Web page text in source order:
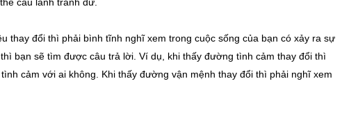
thay đổi thì phải bình tĩnh nghĩ xem trong cuộc sống của bạn có xảy ra sự
bạn sẽ tìm được câu trả lời. Ví dụ, khi thấy đường tình cảm thay đổi thì
cảm với ai không. Khi thấy đường vận mệnh thay đổi thì phải nghĩ xem